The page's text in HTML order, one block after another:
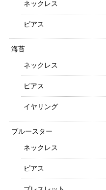
ネックレス
ピアス
海苔
ネックレス
ピアス
イヤリング
ブルースター
ネックレス
ピアス